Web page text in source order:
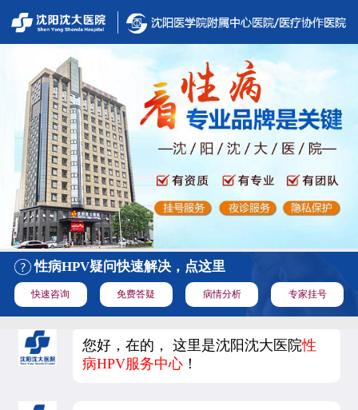
性病HPV疑问快速解决，点这里
快速咨询 免费答疑 病情分析 专家挂号
您好，在的， 这里是沈阳沈大医院性
病HPV服务中心 ！